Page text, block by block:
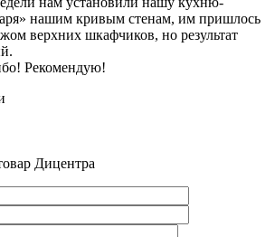
нашим кривым стенам, им пришлось
верхних шкафчиков, но результат
Рекомендую!
Дицентра